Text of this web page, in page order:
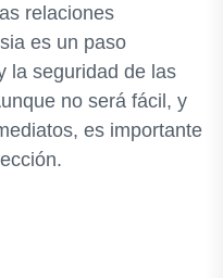
relaciones
es un paso
la seguridad de las
no será fácil, y
es importante